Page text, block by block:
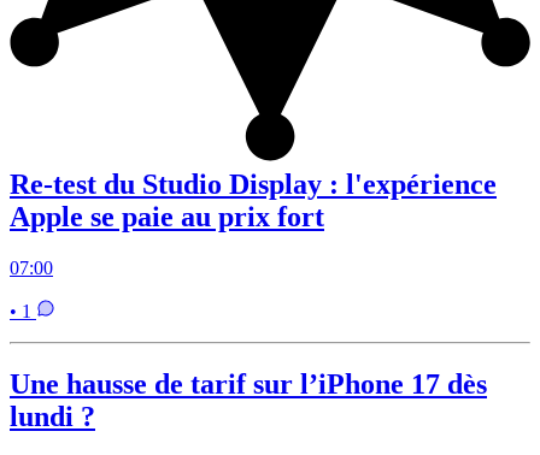
Re-test du Studio Display : l'expérience
Apple se paie au prix fort
07:00
• 1
Une hausse de tarif sur l’iPhone 17 dès
lundi ?